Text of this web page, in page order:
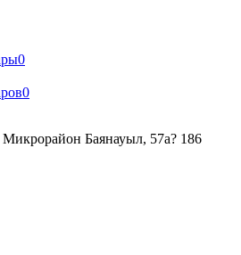
0
0
Баянауыл, 57а? ​186